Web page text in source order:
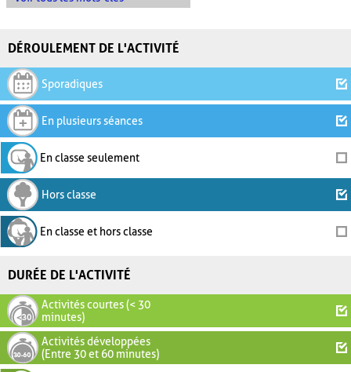
DÉROULEMENT DE L'ACTIVITÉ
Sporadiques
En plusieurs séances
En classe seulement
Hors classe
En classe et hors classe
DURÉE DE L'ACTIVITÉ
Activités courtes (< 30
minutes)
Activités développées
(Entre 30 et 60 minutes)